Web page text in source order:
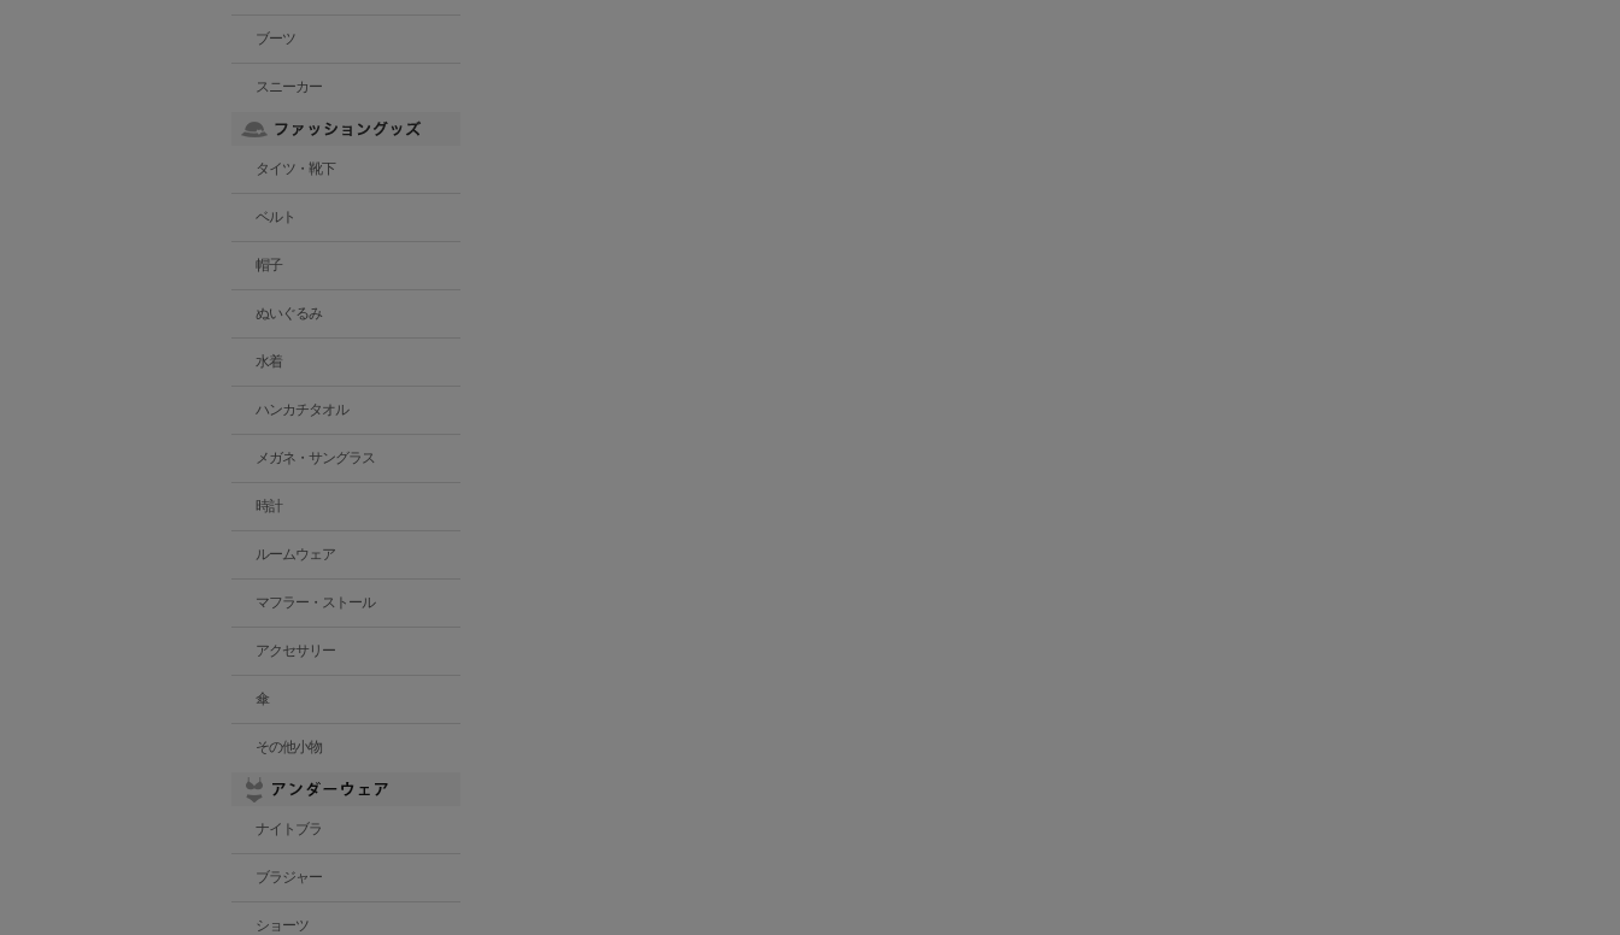
ブーツ
スニーカー
タイツ・靴下
ベルト
帽子
ぬいぐるみ
水着
ハンカチタオル
メガネ・サングラス
時計
ルームウェア
マフラー・ストール
アクセサリー
傘
その他小物
ナイトブラ
ブラジャー
ショーツ